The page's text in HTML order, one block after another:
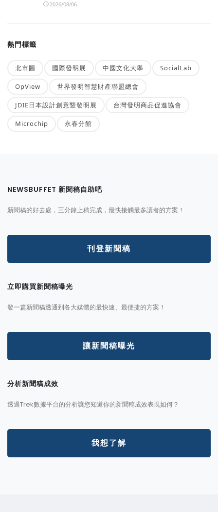
2026/08/06
熱門標籤
北市圖 國際發明展 中國文化大學 SocialLab
OpView 世界發明智慧財產聯盟總會
JDIE日本設計創意暨發明展 台灣發明商品促進協會
Microchip 永春分館
NEWSBUFFET 新聞稿自助吧
新聞稿的好去處，三分鐘上稿完成，最快接觸最多讀者的方案！
刊登新聞稿
立即購買新聞稿曝光
發一篇新聞稿透通到各大媒體的最快速、最便捷的方案！
讓新聞稿曝光
分析新聞稿成效
透過Trek數據平台的分析讓您知道你的新聞稿成效表現如何？
我想了解